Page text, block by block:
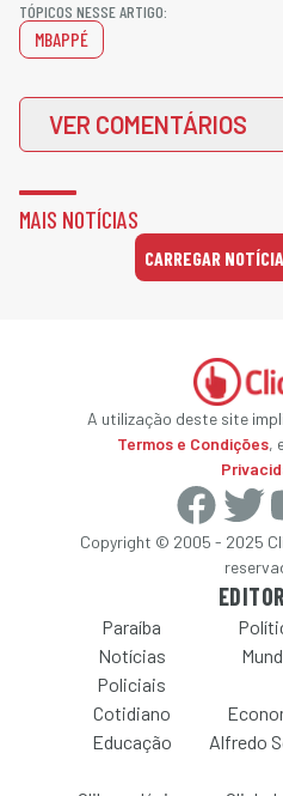
TÓPICOS NESSE ARTIGO:
MBAPPÉ
VER COMENTÁRIOS
MAIS NOTÍCIAS
CARREGAR
A utilização deste site
Termos e Condições,
Copyright © 2005 - 2025
Paraíba
Notícias
Policiais
Cotidiano
Educação
Alfredo